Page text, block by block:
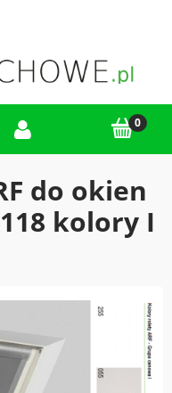
do okien
kolory I